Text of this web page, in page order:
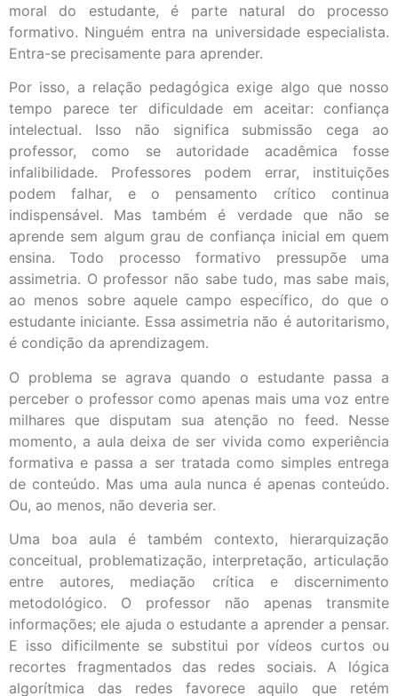
moral do estudante, é parte natural do processo
formativo. Ninguém entra na universidade especialista.
Entra-se precisamente para aprender.
Por isso, a relação pedagógica exige algo que nosso
tempo parece ter dificuldade em aceitar: confiança
intelectual. Isso não significa submissão cega ao
professor, como se autoridade acadêmica fosse
infalibilidade. Professores podem errar, instituições
podem falhar, e o pensamento crítico continua
indispensável. Mas também é verdade que não se
aprende sem algum grau de confiança inicial em quem
ensina. Todo processo formativo pressupõe uma
assimetria. O professor não sabe tudo, mas sabe mais,
ao menos sobre aquele campo específico, do que o
estudante iniciante. Essa assimetria não é autoritarismo,
é condição da aprendizagem.
O problema se agrava quando o estudante passa a
perceber o professor como apenas mais uma voz entre
milhares que disputam sua atenção no feed. Nesse
momento, a aula deixa de ser vivida como experiência
formativa e passa a ser tratada como simples entrega
de conteúdo. Mas uma aula nunca é apenas conteúdo.
Ou, ao menos, não deveria ser.
Uma boa aula é também contexto, hierarquização
conceitual, problematização, interpretação, articulação
entre autores, mediação crítica e discernimento
metodológico. O professor não apenas transmite
informações; ele ajuda o estudante a aprender a pensar.
E isso dificilmente se substitui por vídeos curtos ou
recortes fragmentados das redes sociais. A lógica
algorítmica das redes favorece aquilo que retém